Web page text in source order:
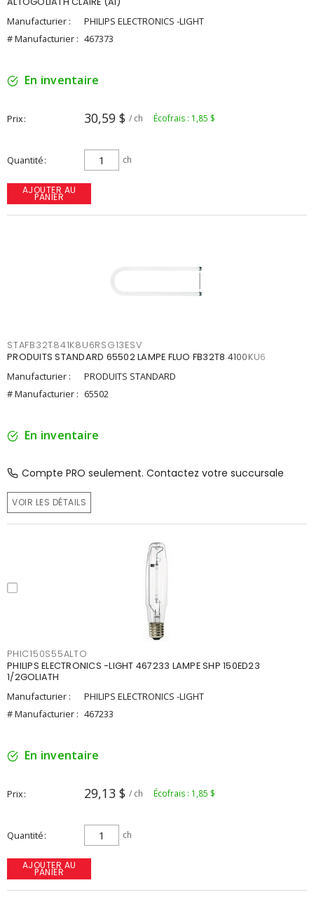
Manufacturier :
PHILIPS ELECTRONICS -LIGHT
# Manufacturier : 467373
En inventaire
Prix 30,59 $ / ch Écofrais : 1,85 $
Quantité ch
AJOUTER AU
PANIER
STAFB32T841K8U6RSG13ESV
PRODUITS STANDARD 65502 LAMPE FLUO FB32T8 4100KU6
Manufacturier :
PRODUITS STANDARD
# Manufacturier : 65502
En inventaire
Compte PRO seulement. Contactez votre succursale
VOIR LES DÉTAILS
PHIC150S55ALTO
PHILIPS ELECTRONICS -LIGHT 467233 LAMPE SHP 150ED23
1/2GOLIATH
Manufacturier :
PHILIPS ELECTRONICS -LIGHT
# Manufacturier : 467233
En inventaire
Prix 29,13 $ / ch Écofrais : 1,85 $
Quantité ch
AJOUTER AU
PANIER